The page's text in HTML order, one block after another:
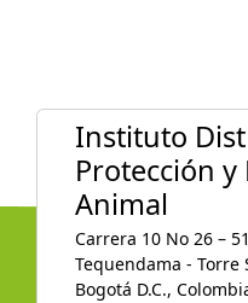
Instituto
Protección
Animal
Carrera 10 No 26 –
Tequendama - Torre
Bogotá D.C.,